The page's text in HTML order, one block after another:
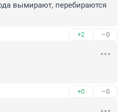
вымирают, перебираются
+2 –0
+0 –0